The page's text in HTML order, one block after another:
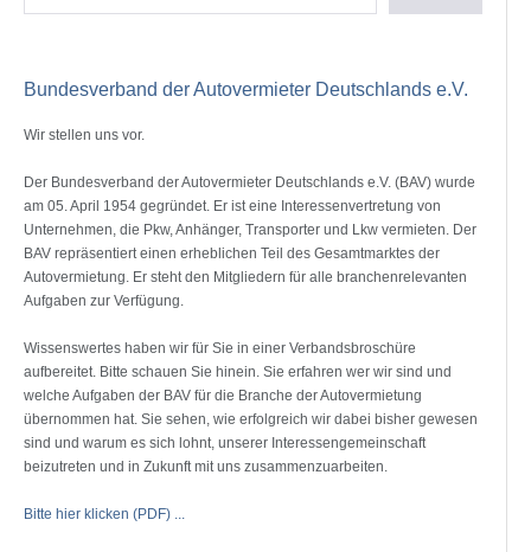
Bundesverband der Autovermieter Deutschlands e.V.
Wir stellen uns vor.
Der Bundesverband der Autovermieter Deutschlands e.V. (BAV) wurde
am 05. April 1954 gegründet. Er ist eine Interessenvertretung von
Unternehmen, die Pkw, Anhänger, Transporter und Lkw vermieten. Der
BAV repräsentiert einen erheblichen Teil des Gesamtmarktes der
Autovermietung. Er steht den Mitgliedern für alle branchenrelevanten
Aufgaben zur Verfügung.
Wissenswertes haben wir für Sie in einer Verbandsbroschüre
aufbereitet. Bitte schauen Sie hinein. Sie erfahren wer wir sind und
welche Aufgaben der BAV für die Branche der Autovermietung
übernommen hat. Sie sehen, wie erfolgreich wir dabei bisher gewesen
sind und warum es sich lohnt, unserer Interessengemeinschaft
beizutreten und in Zukunft mit uns zusammenzuarbeiten.
Bitte hier klicken (PDF) ...